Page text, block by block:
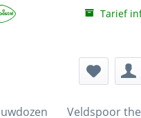
Tarief
Veldspoor